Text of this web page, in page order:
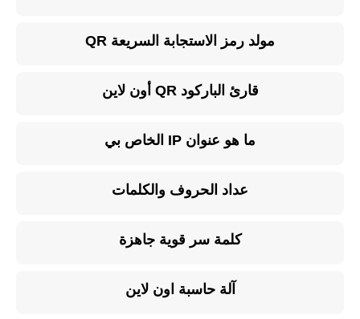
مولد رمز الاستجابة السريعة QR
قارئ الباركود QR أون لاين
ما هو عنوان IP الخاص بي
عداد الحروف والكلمات
كلمة سر قوية جاهزة
آلة حاسبة اون لاين